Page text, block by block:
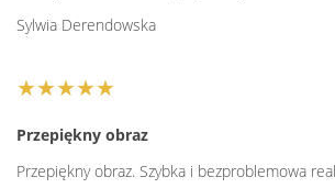
Sylwia Derendowska
★★★★★
Przepiękny obraz
Przepiękny obraz. Szybka i bezproblemowa